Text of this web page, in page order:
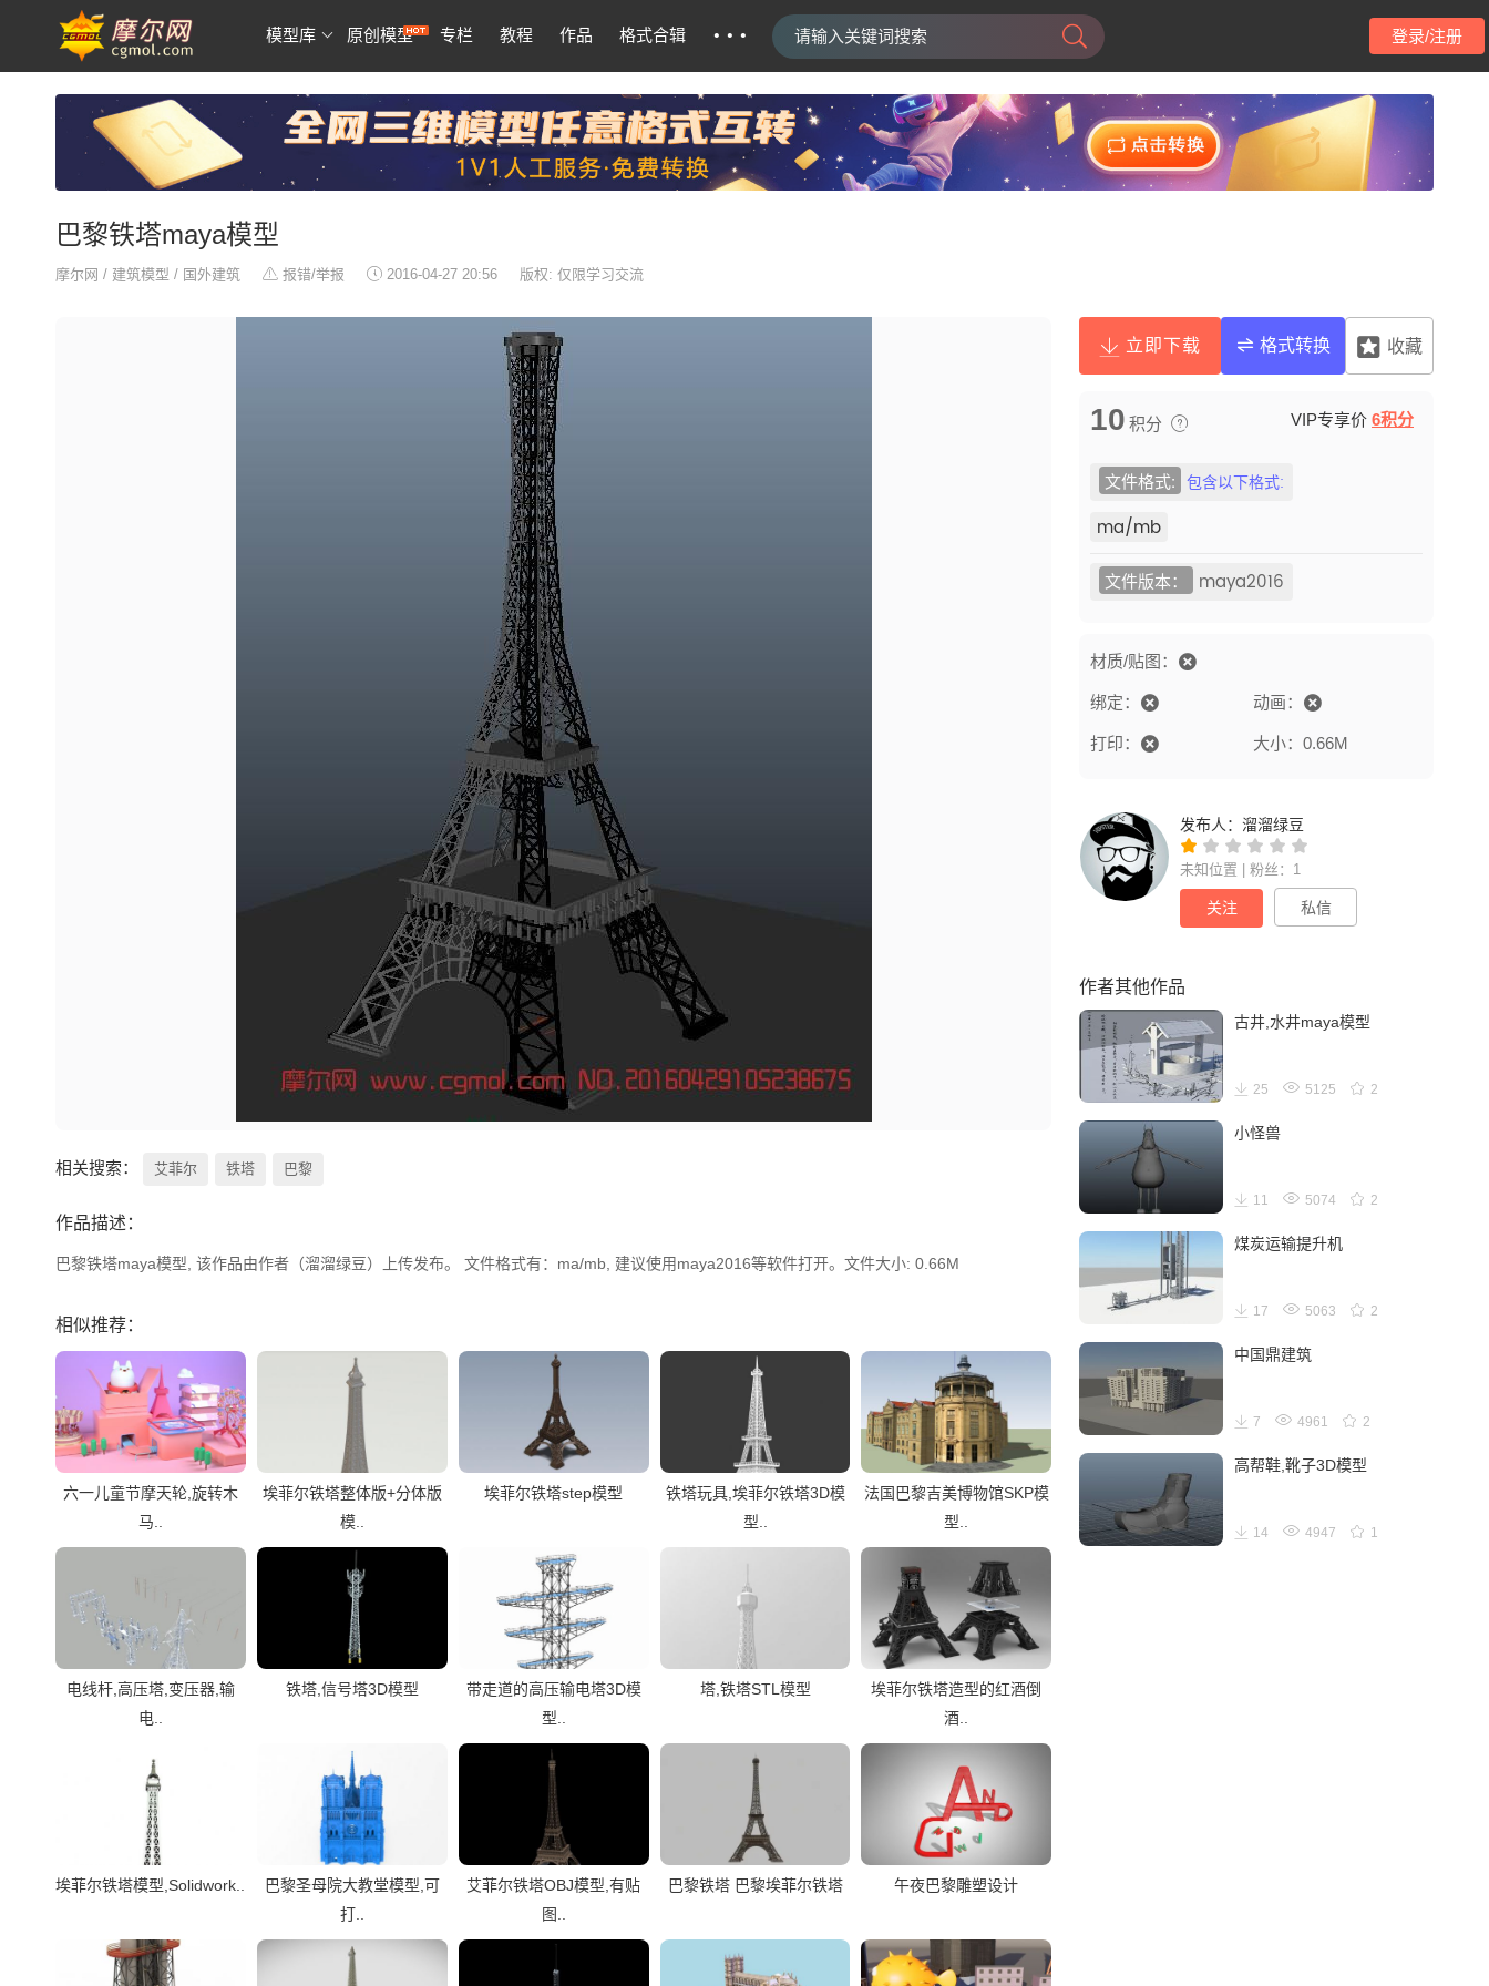
模型库 原创模型 专栏 教程 作品 格式合辑 ··· 登录/注册
巴黎铁塔maya模型
摩尔网 / 建筑模型 / 国外建筑 报错/举报 2016-04-27 20:56 版权: 仅限学习交流
相关搜索： 艾菲尔 铁塔 巴黎
作品描述：
巴黎铁塔maya模型, 该作品由作者（溜溜绿豆）上传发布。 文件格式有：ma/mb, 建议使用maya2016等软件打开。文件大小: 0.66M
相似推荐：
六一儿童节摩天轮,旋转木
马..
埃菲尔铁塔整体版+分体版
模..
埃菲尔铁塔step模型
铁塔玩具,埃菲尔铁塔3D模
型..
法国巴黎吉美博物馆SKP模
型..
电线杆,高压塔,变压器,输
电..
铁塔,信号塔3D模型
带走道的高压输电塔3D模
型..
塔,铁塔STL模型
埃菲尔铁塔造型的红酒倒
酒..
埃菲尔铁塔模型,Solidwork..
巴黎圣母院大教堂模型,可
打..
艾菲尔铁塔OBJ模型,有贴
图..
巴黎铁塔 巴黎埃菲尔铁塔 午夜巴黎雕塑设计
立即下载 格式转换 收藏
10 积分 VIP专享价 6积分
文件格式: 包含以下格式:
ma/mb
文件版本： maya2016
材质/贴图：
绑定： 动画：
打印： 大小：0.66M
发布人：溜溜绿豆
未知位置 | 粉丝：1
关注 私信
作者其他作品
古井,水井maya模型
25 5125 2
小怪兽
11 5074 2
煤炭运输提升机
17 5063 2
中国鼎建筑
7 4961 2
高帮鞋,靴子3D模型
14 4947 1